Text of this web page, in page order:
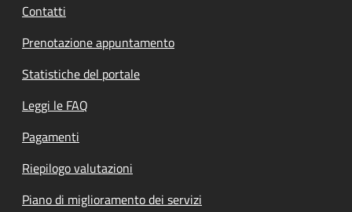
Contatti
Prenotazione appuntamento
Statistiche del portale
Leggi le FAQ
Pagamenti
Riepilogo valutazioni
Piano di miglioramento dei servizi